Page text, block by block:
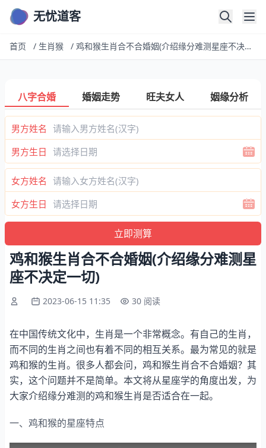
无忧道客
首页 / 生肖猴 / 鸡和猴生肖合不合婚姻(介绍缘分难测星座不决定一切)
八字合婚 婚姻走势 旺夫女人 姻缘分析
男方姓名
男方生日
女方姓名
女方生日
鸡和猴生肖合不合婚姻(介绍缘分难测星
座不决定一切)
2023-06-15 11:35 30 阅读
在中国传统文化中，生肖是一个非常概念。有自己的生肖，
而不同的生肖之间也有着不同的相互关系。最为常见的就是
鸡和猴的生肖。很多人都会问，鸡和猴生肖合不合婚姻？其
实，这个问题并不是简单。本文将从星座学的角度出发，为
大家介绍缘分难测的鸡和猴生肖是否适合在一起。
一、鸡和猴的星座特点